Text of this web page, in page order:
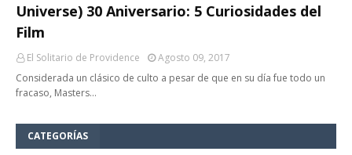
Universe) 30 Aniversario: 5 Curiosidades del
Film
El Solitario de Providence
Agosto 09, 2017
Considerada un clásico de culto a pesar de que en su día fue todo un
fracaso, Masters…
CATEGORÍAS